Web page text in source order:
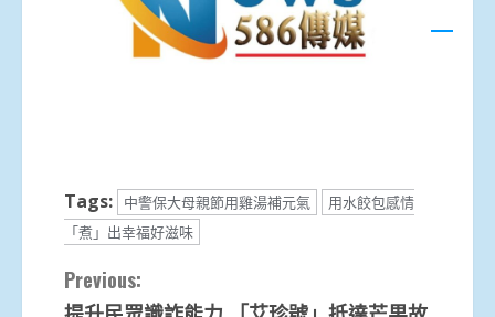
Tags: 中警保大母親節用雞湯補元氣
用水餃包感情
「煮」出幸福好滋味
Continue
Previous: